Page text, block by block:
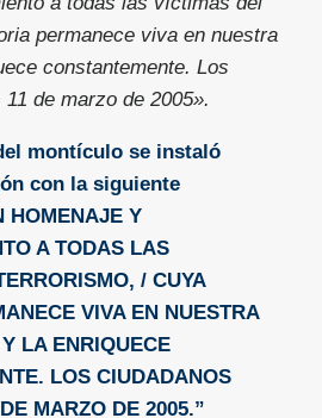
permanece viva en nuestra
constantemente. Los
de marzo de 2005».